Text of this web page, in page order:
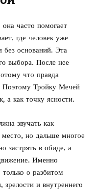
часто помогает
где человек уже
без оснований. Эта
выбора. После нее
что правда
Поэтому Тройку Мечей
а как точку ясности.
звучать как
но дальше многое
застрять в обиде, а
Именно
о разбитом
и внутреннего